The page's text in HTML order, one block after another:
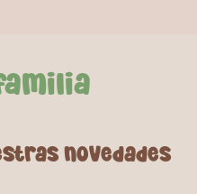
novedades